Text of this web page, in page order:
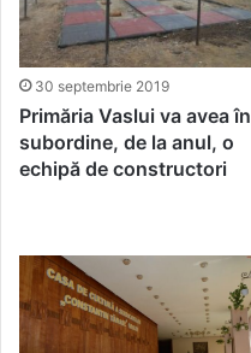
30 septembrie 2019
Primăria Vaslui va avea în
subordine, de la anul, o
echipă de constructori